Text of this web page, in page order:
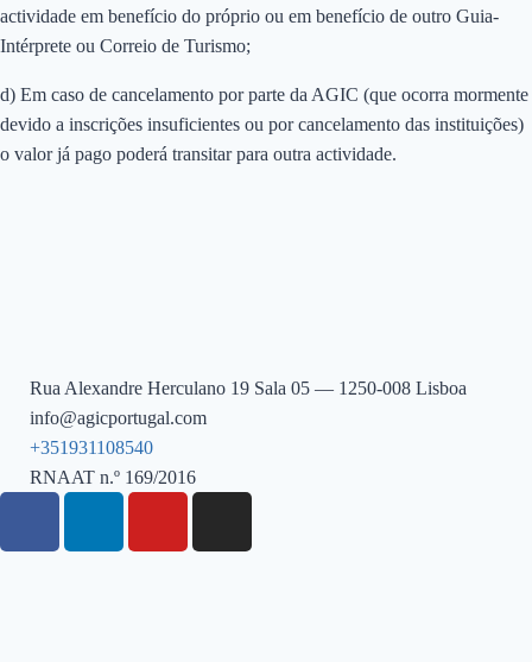
actividade em benefício do próprio ou em benefício de outro Guia-
Intérprete ou Correio de Turismo;
d) Em caso de cancelamento por parte da AGIC (que ocorra mormente
devido a inscrições insuficientes ou por cancelamento das instituições)
o valor já pago poderá transitar para outra actividade.
Rua Alexandre Herculano 19 Sala 05 — 1250-008 Lisboa
info@agicportugal.com
+351931108540
RNAAT n.º 169/2016